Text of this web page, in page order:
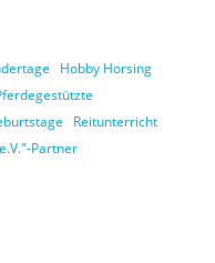
Hobby Horsing
Reitunterricht
Partner